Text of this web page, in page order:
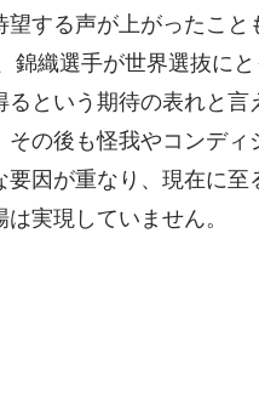
望する声が上がったこと
錦織選手が世界選抜に
るという期待の表れと言
その後も怪我やコンディ
要因が重なり、現在に至
実現していません。